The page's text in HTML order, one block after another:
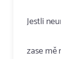
Jestli
zase mě